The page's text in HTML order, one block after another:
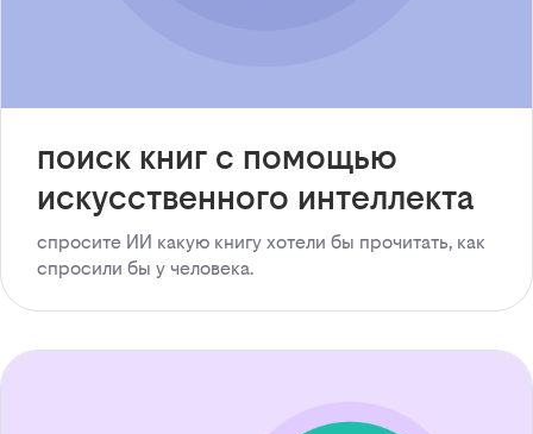
поиск книг с помощью
искусственного интеллекта
спросите ИИ какую книгу хотели бы прочитать, как
спросили бы у человека.